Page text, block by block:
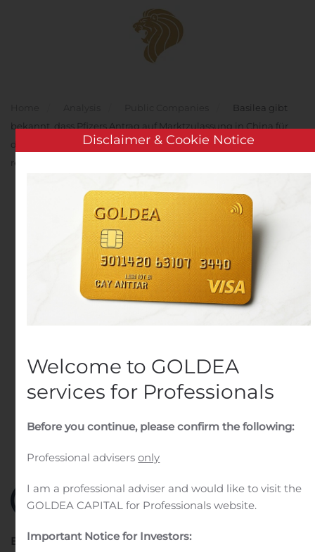
Skip to main content
Basilea gibt
bekannt, dass Pfizers Antrag auf Marktzulassung in China für
das Antimykotikum Isavuconazol (Cresemba®) zur
regulatorischen Prüfung angenommen wurde
Basilea gibt bekannt,
dass Pfizers Antrag auf
Marktzulassung in China
für das Antimykotikum
Isavuconazol
regulatorischen Prüfung
angenommen wurde
Written byCustomer Serviceon August 7, 2020. Posted in
Basel, 7. August 2020 Basilea Pharmaceutica AG (SIX:
Disclaimer & Cookie Notice
Welcome to GOLDEA
services for Professionals
Before you continue, please confirm the following:
Professional advisersonly
I am a professional adviser and would like to visit the
GOLDEA CAPITAL for Professionals website.
Important Notice for Investors: